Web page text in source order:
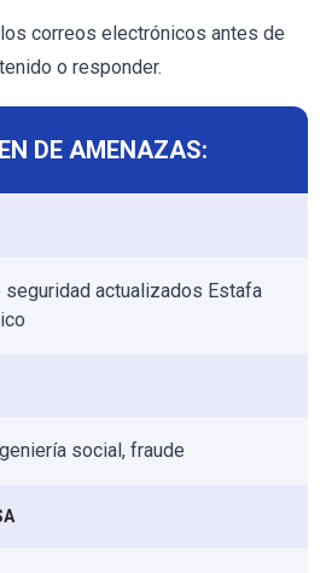
correos electrónicos antes de
o responder.
DE AMENAZAS:
actualizados Estafa
social, fraude